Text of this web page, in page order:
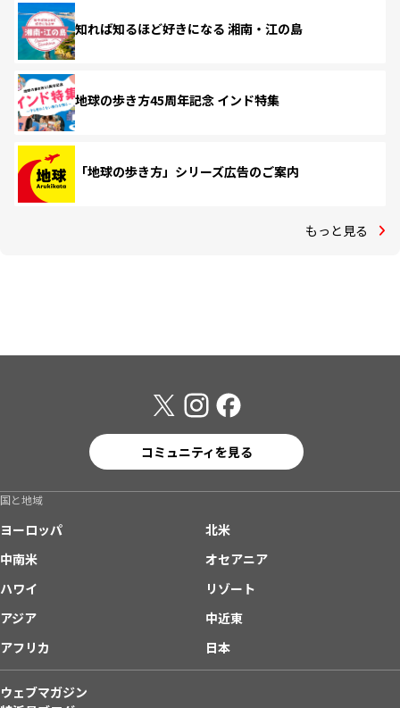
知れば知るほど好きになる 湘南・江の島
地球の歩き方45周年記念 インド特集
「地球の歩き方」シリーズ広告のご案内
もっと見る
コミュニティを見る
国と地域
ヨーロッパ
北米
中南米
オセアニア
ハワイ
リゾート
アジア
中近東
アフリカ
日本
ウェブマガジン